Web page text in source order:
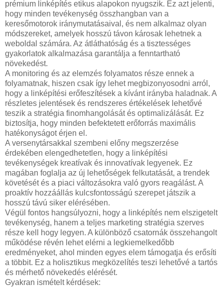
prémium linképítés etikus alapokon nyugszik. Ez azt jelenti,
hogy minden tevékenység összhangban van a
keresőmotorok iránymutatásaival, és nem alkalmaz olyan
módszereket, amelyek hosszú távon károsak lehetnek a
weboldal számára. Az átláthatóság és a tisztességes
gyakorlatok alkalmazása garantálja a fenntartható
növekedést.
A monitoring és az elemzés folyamatos része ennek a
folyamatnak, hiszen csak így lehet megbizonyosodni arról,
hogy a linképítési erőfeszítések a kívánt irányba haladnak. A
részletes jelentések és rendszeres értékelések lehetővé
teszik a stratégia finomhangolását és optimalizálását. Ez
biztosítja, hogy minden befektetett erőforrás maximális
hatékonyságot érjen el.
A versenytársakkal szembeni előny megszerzése
érdekében elengedhetetlen, hogy a linképítési
tevékenységek kreatívak és innovatívak legyenek. Ez
magában foglalja az új lehetőségek felkutatását, a trendek
követését és a piaci változásokra való gyors reagálást. A
proaktív hozzáállás kulcsfontosságú szerepet játszik a
hosszú távú siker elérésében.
Végül fontos hangsúlyozni, hogy a linképítés nem elszigetelt
tevékenység, hanem a teljes marketing stratégia szerves
része kell hogy legyen. A különböző csatornák összehangolt
működése révén lehet elérni a legkiemelkedőbb
eredményeket, ahol minden egyes elem támogatja és erősíti
a többit. Ez a holisztikus megközelítés teszi lehetővé a tartós
és mérhető növekedés elérését.
Gyakran ismételt kérdések: